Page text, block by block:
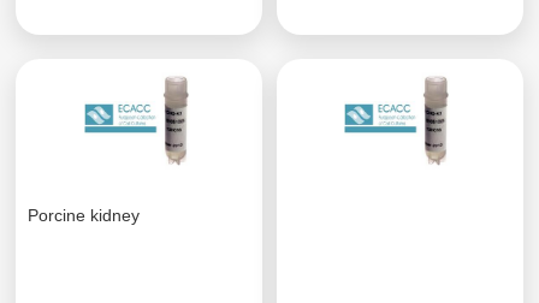
Porcine kidney